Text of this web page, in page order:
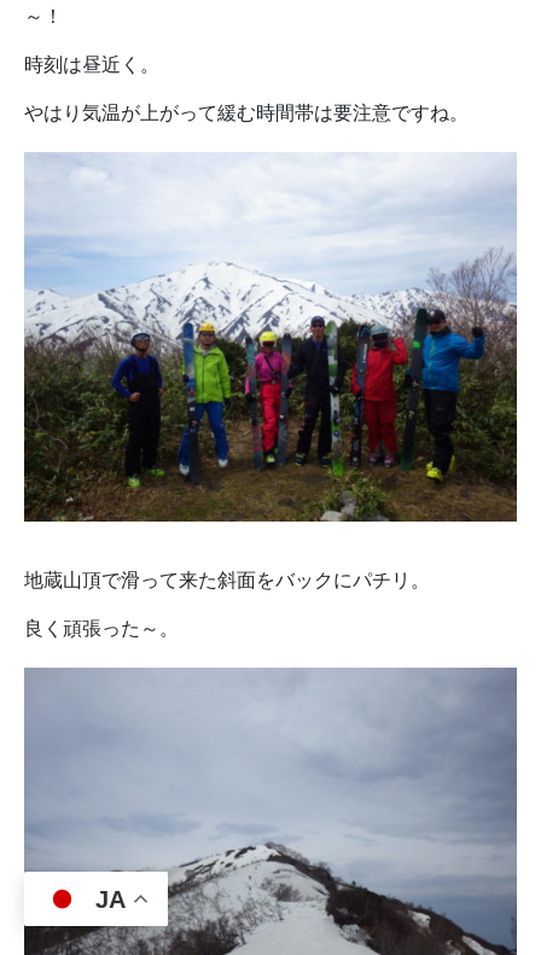
～！
時刻は昼近く。
やはり気温が上がって緩む時間帯は要注意ですね。
地蔵山頂で滑って来た斜面をバックにパチリ。
良く頑張った～。
JA